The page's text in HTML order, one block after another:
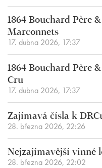
1864 Bouchard Père
Marconnets
17. dubna 2026, 17:37
1864 Bouchard Père
Cru
17. dubna 2026, 17:37
Zajímavá čísla k
28. března 2026, 22:26
Nejzajímavější vinné
28. března 2026, 22:02